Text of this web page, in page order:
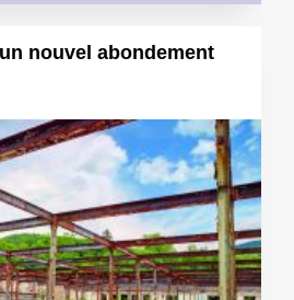
nouvel abondement